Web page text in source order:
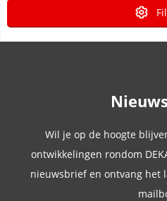
Wil je op de hoogte
ontwikkelingen rondom
nieuwsbrief en ontvang het